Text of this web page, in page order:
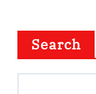
Search